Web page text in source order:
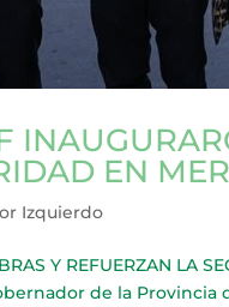
EN
Izquierdo
Y REFUERZAN LA
de la Provincia